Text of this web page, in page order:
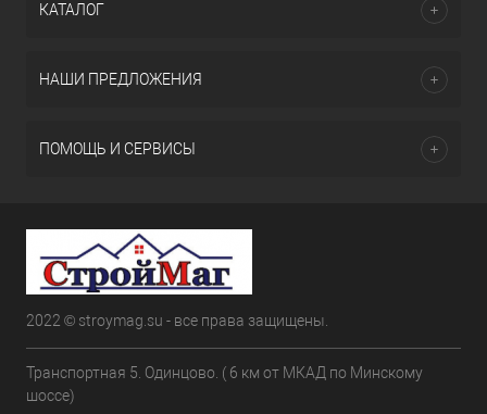
КАТАЛОГ
НАШИ ПРЕДЛОЖЕНИЯ
ПОМОЩЬ И СЕРВИСЫ
2022 © stroymag.su - все права защищены.
Транспортная 5. Одинцово. ( 6 км от МКАД по Минскому
шоссе)